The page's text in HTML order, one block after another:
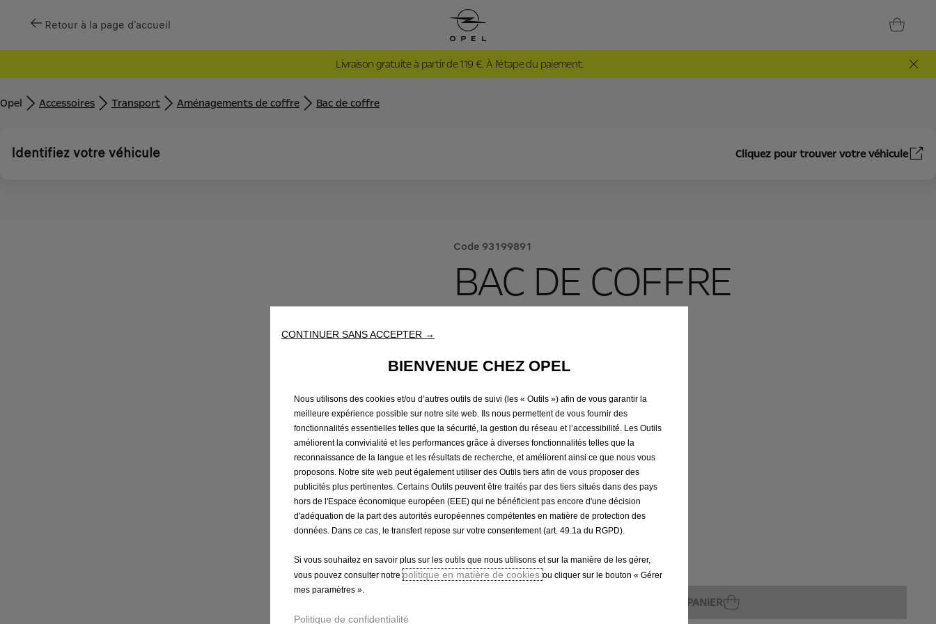
Retour à la page d'accueil
Livraison gratuite à partir de 119 €. À l’étape du paiement.
Opel Accessoires Transport Aménagements de coffre Bac de coffre
Identifiez votre véhicule Cliquez pour trouver votre véhicule
Code 93199891
BAC DE COFFRE
r
c
e
i
s
9
,
0
1
T
T
-
+
Q
u
a
n
t
i
t
y
u
d
a
AJOUTER AU PANIER
CONTINUER SANS ACCEPTER →
BIENVENUE CHEZ OPEL
Nous utilisons des cookies et/ou d’autres outils de suivi (les « Outils ») afin de vous garantir la
meilleure expérience possible sur notre site web. Ils nous permettent de vous fournir des
fonctionnalités essentielles telles que la sécurité, la gestion du réseau et l’accessibilité. Les Outils
améliorent la convivialité et les performances grâce à diverses fonctionnalités telles que la
reconnaissance de la langue et les résultats de recherche, et améliorent ainsi ce que nous vous
proposons. Notre site web peut également utiliser des Outils tiers afin de vous proposer des
publicités plus pertinentes. Certains Outils peuvent être traités par des tiers situés dans des pays
hors de l'Espace économique européen (EEE) qui ne bénéficient pas encore d'une décision
d'adéquation de la part des autorités européennes compétentes en matière de protection des
données. Dans ce cas, le transfert repose sur votre consentement (art. 49.1a du RGPD).
Si vous souhaitez en savoir plus sur les outils que nous utilisons et sur la manière de les gérer,
vous pouvez consulter notrepolitique en matière de cookies ou cliquer sur le bouton « Gérer
mes paramètres ».
Politique de confidentialité